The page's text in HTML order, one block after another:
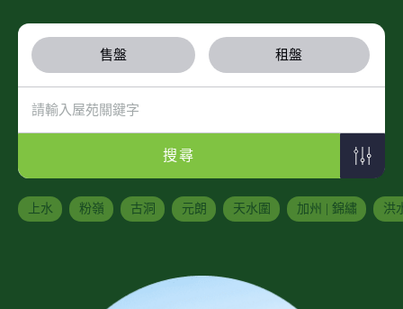
售盤 租盤
搜尋
上水 粉嶺 古洞 元朗 天水圍 加州 | 錦繡 洪